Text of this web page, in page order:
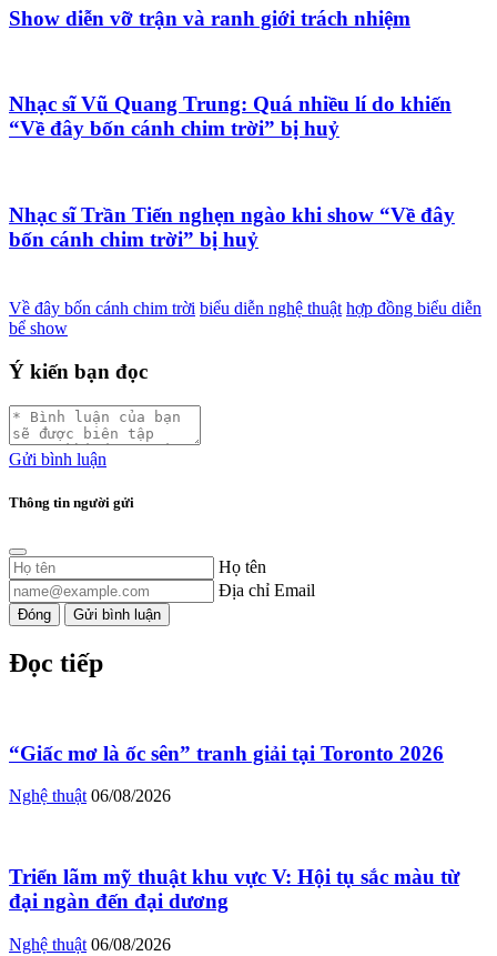
Show diễn vỡ trận và ranh giới trách nhiệm
Nhạc sĩ Vũ Quang Trung: Quá nhiều lí do khiến
“Về đây bốn cánh chim trời” bị huỷ
Nhạc sĩ Trần Tiến nghẹn ngào khi show “Về đây
bốn cánh chim trời” bị huỷ
Về đây bốn cánh chim trời biểu diễn nghệ thuật hợp đồng biểu diễn
bể show
Ý kiến bạn đọc
Gửi bình luận
Thông tin người gửi
Họ tên
Địa chỉ Email
Đóng Gửi bình luận
Đọc tiếp
“Giấc mơ là ốc sên” tranh giải tại Toronto 2026
Nghệ thuật 06/08/2026
Triển lãm mỹ thuật khu vực V: Hội tụ sắc màu từ
đại ngàn đến đại dương
Nghệ thuật 06/08/2026